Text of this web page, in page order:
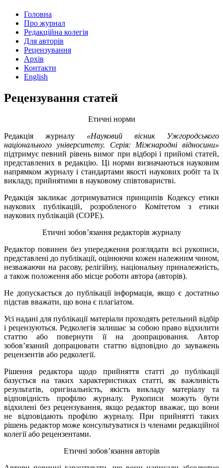
Головна
Про журнал
Редакційна колегія
Для авторів
Рецензування
Архів
Контакти
English
Рецензування статей
Етичні норми
Редакція журналу «Науковий вісник Ужгородського
національного університету. Серія: Міжнародні відносини»
підтримує певний рівень вимог при відборі і прийомі статей,
представлених в редакцію. Ці норми визначаються науковим
напрямком журналу і стандартами якості наукових робіт та їх
викладу, прийнятими в науковому співтоваристві.
Редакція закликає дотримуватися принципів Кодексу етики
наукових публікацій, розробленого Комітетом з етики
наукових публікацій (COPE).
Етичні зобов’язання редакторів журналу
Редактор повинен без упередження розглядати всі рукописи,
представлені до публікації, оцінюючи кожен належним чином,
незважаючи на расову, релігійну, національну приналежність,
а також положення або місце роботи автора (авторів).
Не допускається до публікації інформація, якщо є достатньо
підстав вважати, що вона є плагіатом.
Усі надані для публікації матеріали проходять ретельний відбір
і рецензуються. Редколегія залишає за собою право відхилити
статтю або повернути її на доопрацювання. Автор
зобов’язаний допрацювати статтю відповідно до зауважень
рецензентів або редколегії.
Рішення редактора щодо прийняття статті до публікації
базується на таких характеристиках статті, як важливість
результатів, оригінальність, якість викладу матеріалу та
відповідність профілю журналу. Рукописи можуть бути
відхилені без рецензування, якщо редактор вважає, що вони
не відповідають профілю журналу. При прийнятті таких
рішень редактор може консультуватися із членами редакційної
колегії або рецензентами.
Етичні зобов’язання авторів